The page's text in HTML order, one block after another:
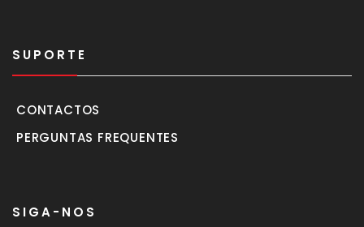
SUPORTE
CONTACTOS
PERGUNTAS FREQUENTES
SIGA-NOS